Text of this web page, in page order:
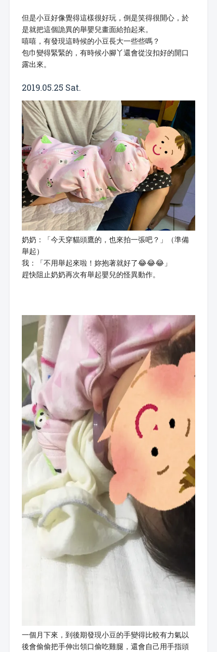
但是小豆好像覺得這樣很好玩，倒是笑得很開心，於
是就把這個詭異的舉嬰兒畫面給拍起來。
嘻嘻，有發現這時候的小豆長大一些些嗎？
包巾變得緊緊的，有時候小腳丫還會從沒扣好的開口
露出來。
2019.05.25 Sat.
奶奶：「今天穿貓頭鷹的，也來拍一張吧？」（準備
舉起）
我：「不用舉起來啦！妳抱著就好了😂😂😂」
趕快阻止奶奶再次有舉起嬰兒的怪異動作。
一個月下來，到後期發現小豆的手變得比較有力氣以
後會偷偷把手伸出領口偷吃雞腿，還會自己用手指頭